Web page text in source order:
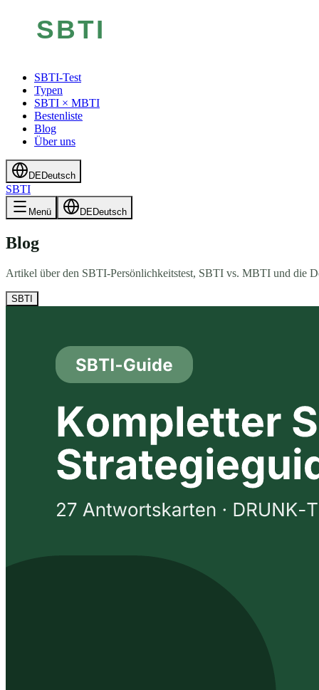
SBTI-Test
Typen
SBTI × MBTI
Bestenliste
Blog
Über uns
DEDeutsch
SBTI
Menü DEDeutsch
Blog
Artikel über den SBTI-Persönlichkeitstest, SBTI vs. MBTI und die
SBTI